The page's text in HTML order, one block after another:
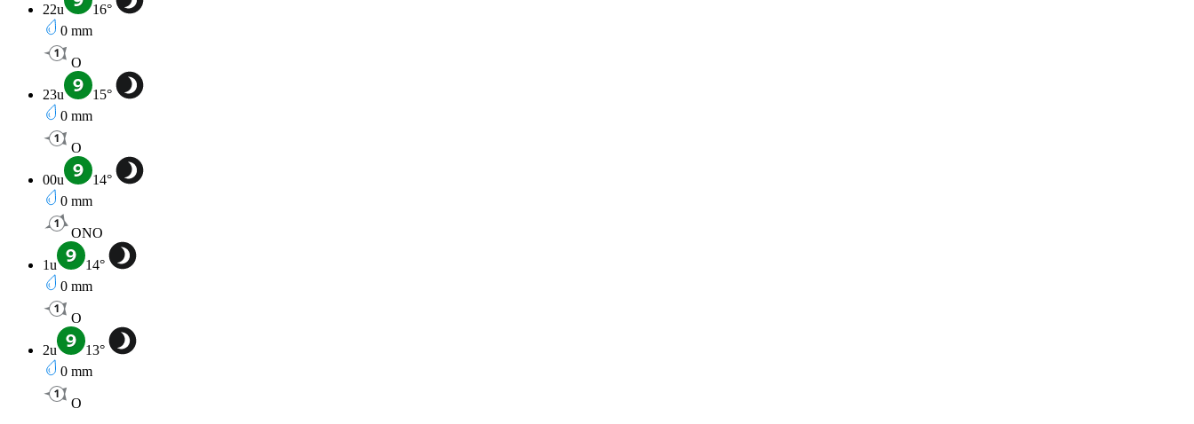
22u 16°
0 mm
O
23u 15°
0 mm
O
00u 14°
0 mm
ONO
1u 14°
0 mm
O
2u 13°
0 mm
O